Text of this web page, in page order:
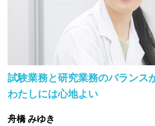
試験業務と研究業務のバランス
わたしには心地よい
舟橋 みゆき